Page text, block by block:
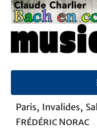
Paris, Invalides,
Frédéric Norac